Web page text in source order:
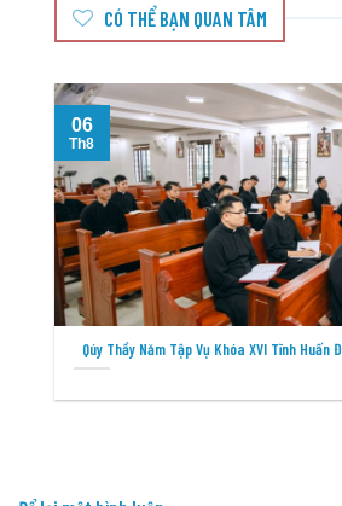
CÓ THỂ BẠN QUAN TÂM
Qúy Thầy Năm Tập Vụ Khóa XVI Tĩnh Huấn
06
Th8